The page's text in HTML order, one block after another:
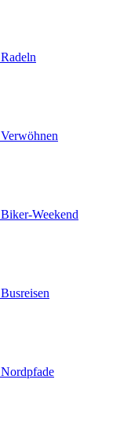
Radeln
Verwöhnen
Biker-Weekend
Busreisen
Nordpfade